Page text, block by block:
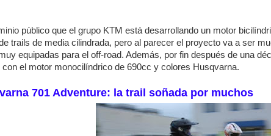
público que el grupo KTM está desarrollando un motor
trails de media cilindrada, pero al parecer el proyecto va a ser
equipadas para el off-road. Además, por fin después de una
con el motor monocilíndrico de 690cc y colores Husqvarna.
701 Adventure: la trail soñada por muchos